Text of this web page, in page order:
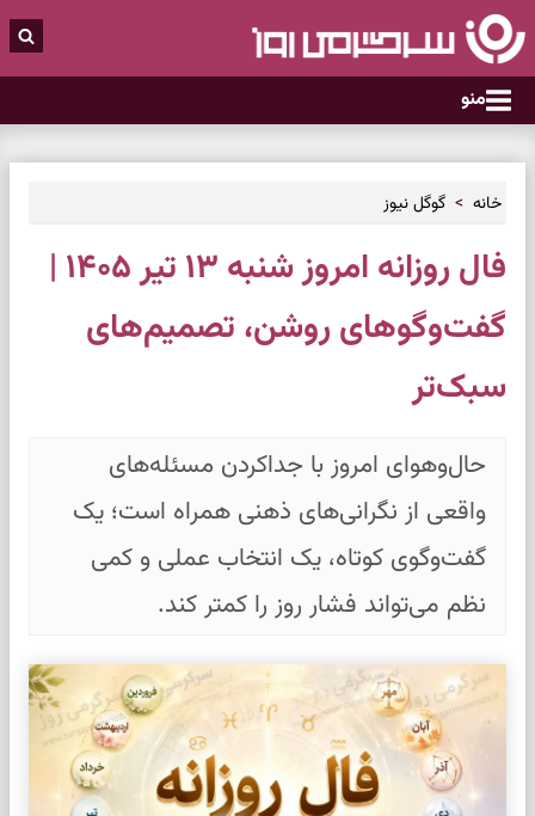
منو
خانه گوگل نیوز
فال روزانه امروز شنبه ۱۳ تیر ۱۴۰۵ |
گفت‌وگوهای روشن، تصمیم‌های
سبک‌تر
حال‌وهوای امروز با جداکردن مسئله‌های
واقعی از نگرانی‌های ذهنی همراه است؛ یک
گفت‌وگوی کوتاه، یک انتخاب عملی و کمی
نظم می‌تواند فشار روز را کمتر کند.